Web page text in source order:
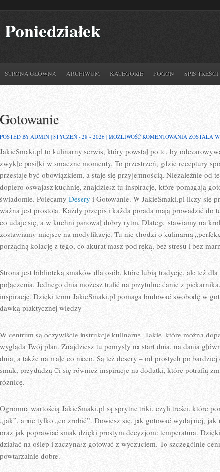
Poniedziałek
STRONA GŁÓWNA ARCHIWUM KATEGORIE POGOŃ SPIS TREŚCI
Gotowanie
POSTED BY ADMIN | STYCZEŃ - 28 - 2026 | MOŻLIWOŚĆ KOMENTOWANIA GOTOWANIE
ZOSTAŁA
JakieSmaki.pl to kulinarny serwis, który powstał po to, by
zwykłe posiłki w smaczne momenty. To przestrzeń, gdzie receptury
przestaje być obowiązkiem, a staje się przyjemnością. Niezależnie od
dopiero oswajasz kuchnię, znajdziesz tu inspiracje, które pomagają
świadomie. Polecamy Desery i Gotowanie. W JakieSmaki.pl liczy się
ważna jest prostota. Każdy przepis i każda porada mają prowadzić do
co udaje się, a w kuchni panował dobry rytm. Dlatego stawiamy na
zostawiamy miejsce na modyfikacje. Tu nie chodzi o kulinarną
porządną kolację z tego, co akurat masz pod ręką, bez stresu i bez
Strona jest biblioteką smaków dla osób, które lubią tradycję, ale też
połączenia. Jednego dnia możesz trafić na przytulne danie z
inspirację. Dzięki temu JakieSmaki.pl pomaga budować swobodę w
dawką praktycznej wiedzy.
W centrum są oczywiście instrukcje kulinarne. Takie, które można
wygląda Twój plan. Znajdziesz tu pomysły na start dnia, na dania
dnia, a także na małe co nieco. Są też desery – od prostych po
smak, przydadzą Ci się również inspiracje na dodatki, które potrafią
różnicę.
Ogromną wartością JakieSmaki.pl są sprytne triki, czyli treści, które
„jak”, a nie tylko „co zrobić”. Dowiesz się, jak gotować wydajniej, jak
oraz jak poprawiać smak dzięki prostym decyzjom: temperatura.
działać na oślep i zaczynasz gotować z wyczuciem. To szczególnie
powtarzalnie dobre.